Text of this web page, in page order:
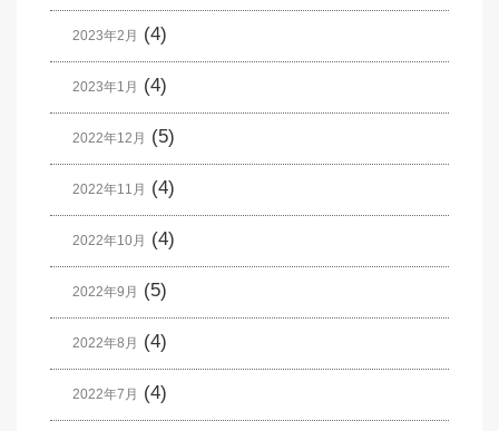
2023年2月 (4)
2023年1月 (4)
2022年12月 (5)
2022年11月 (4)
2022年10月 (4)
2022年9月 (5)
2022年8月 (4)
2022年7月 (4)